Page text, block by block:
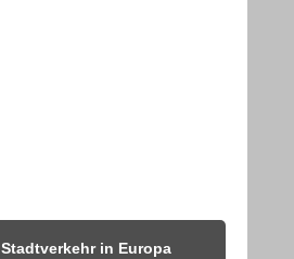
Stadtverkehr in Europa